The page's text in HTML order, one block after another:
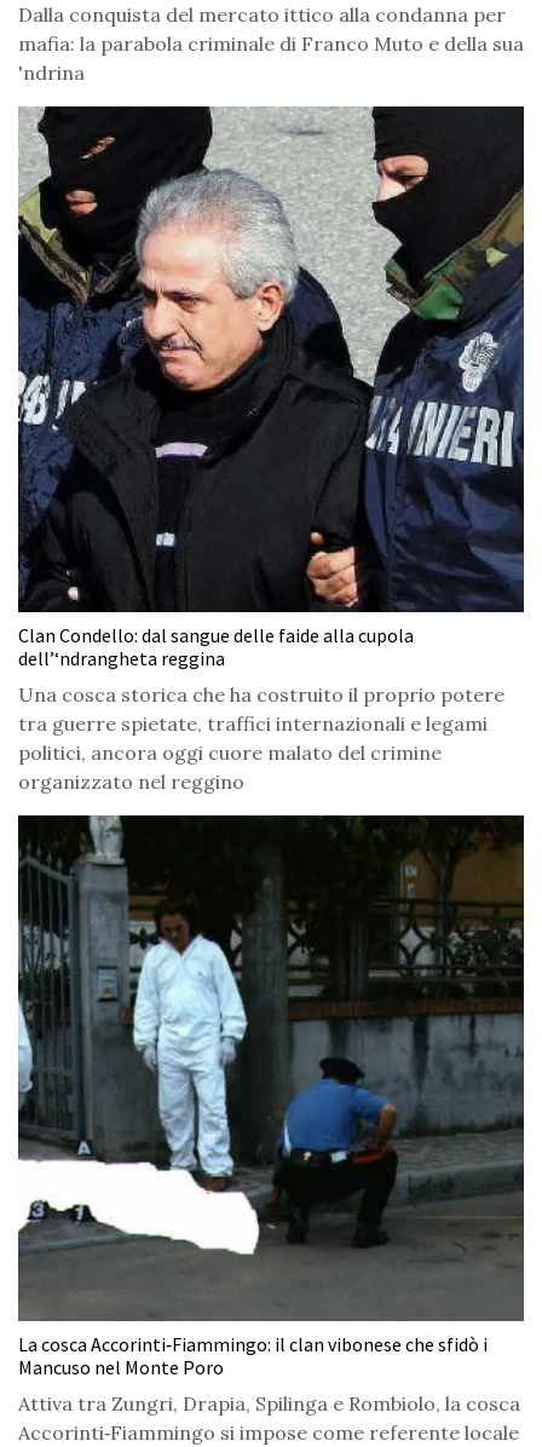
Dalla conquista del mercato ittico alla condanna per
mafia: la parabola criminale di Franco Muto e della sua
'ndrina
Clan Condello: dal sangue delle faide alla cupola
dell’‘ndrangheta reggina
Una cosca storica che ha costruito il proprio potere
tra guerre spietate, traffici internazionali e legami
politici, ancora oggi cuore malato del crimine
organizzato nel reggino
La cosca Accorinti‑Fiammingo: il clan vibonese che sfidò i
Mancuso nel Monte Poro
Attiva tra Zungri, Drapia, Spilinga e Rombiolo, la cosca
Accorinti‑Fiammingo si impose come referente locale